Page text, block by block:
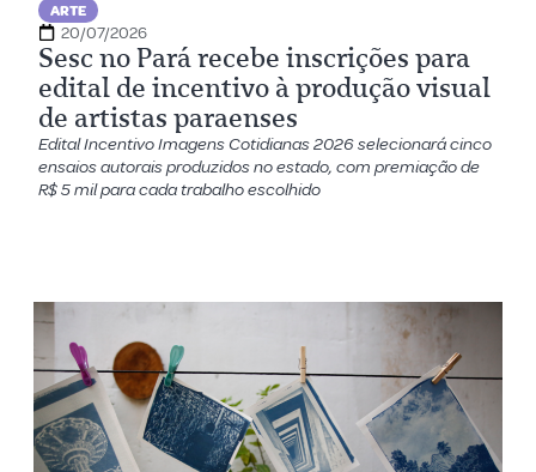
ARTE
20/07/2026
Sesc no Pará recebe inscrições para
edital de incentivo à produção visual
de artistas paraenses
Edital Incentivo Imagens Cotidianas 2026 selecionará cinco
ensaios autorais produzidos no estado, com premiação de
R$ 5 mil para cada trabalho escolhido